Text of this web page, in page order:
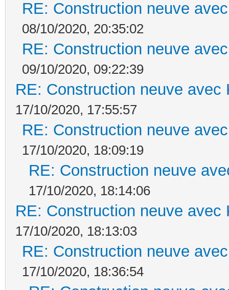
RE: Construction neuve
08/10/2020, 20:35:02
RE: Construction neuve
09/10/2020, 09:22:39
RE: Construction neuve avec
17/10/2020, 17:55:57
RE: Construction neuve
17/10/2020, 18:09:19
RE: Construction neuve
17/10/2020, 18:14:06
RE: Construction neuve avec
17/10/2020, 18:13:03
RE: Construction neuve
17/10/2020, 18:36:54